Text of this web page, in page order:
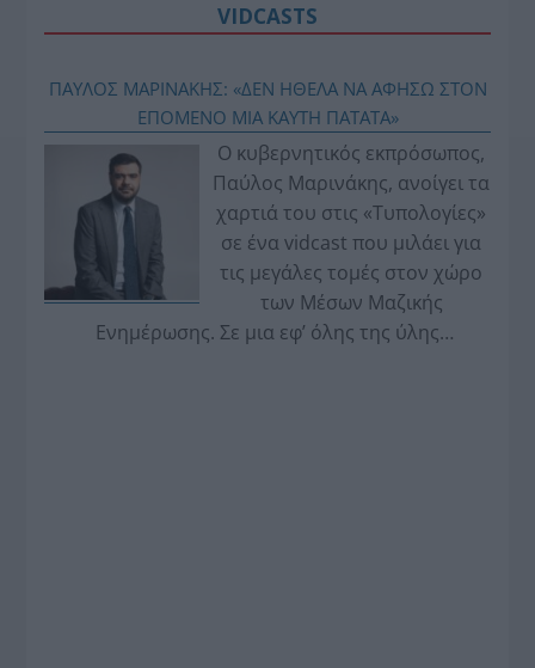
VIDCASTS
ΠΑΥΛΟΣ ΜΑΡΙΝΑΚΗΣ: «ΔΕΝ ΗΘΕΛΑ ΝΑ ΑΦΗΣΩ ΣΤΟΝ
ΕΠΟΜΕΝΟ ΜΙΑ ΚΑΥΤΗ ΠΑΤΑΤΑ»
Ο κυβερνητικός εκπρόσωπος,
Παύλος Μαρινάκης, ανοίγει τα
χαρτιά του στις «Τυπολογίες»
σε ένα vidcast που μιλάει για
τις μεγάλες τομές στον χώρο
των Μέσων Μαζικής
Ενημέρωσης. Σε μια εφ’ όλης της ύλης